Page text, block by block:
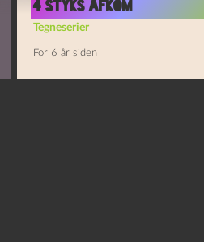
4 styks Afkom
Tegneserier
For 6 år siden